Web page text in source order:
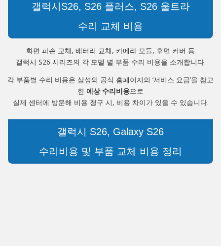
갤럭시S26, S26 플러스, S26 울트라
수리 교체 비용
화면 파손 교체, 배터리 교체, 카메라 모듈, 후면 커버 등
갤럭시 S26 시리즈의 각 모델 별 부품 수리 비용을 소개합니다.
각 부품별 수리 비용은 삼성의 공식 홈페이지의 ‘서비스 요금’을 참고
한 예상 수리비용으로
실제 센터에 방문해 비용 청구 시, 비용 차이가 있을 수 있습니다.
갤럭시 S26, Galaxy S26
수리비용 및 부품 교체 비용 정리